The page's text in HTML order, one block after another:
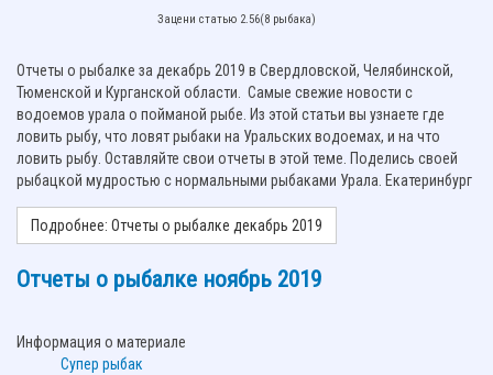
Зацени статью 2.56(8 рыбака)
Отчеты о рыбалке за декабрь 2019 в Свердловской, Челябинской,
Тюменской и Курганской области. Самые свежие новости с
водоемов урала о пойманой рыбе. Из этой статьи вы узнаете где
ловить рыбу, что ловят рыбаки на Уральских водоемах, и на что
ловить рыбу. Оставляйте свои отчеты в этой теме. Поделись своей
рыбацкой мудростью с нормальными рыбаками Урала. Екатеринбург
Подробнее: Отчеты о рыбалке декабрь 2019
Отчеты о рыбалке ноябрь 2019
Информация о материале
Супер рыбак